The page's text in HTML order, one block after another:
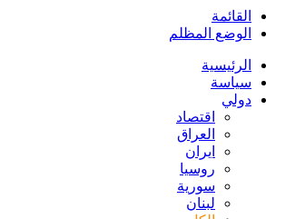
القائمة
الوضع المظلم
الرئيسية
سياسة
دولي
اقتصاد
العراق
ايران
روسيا
سورية
لبنان